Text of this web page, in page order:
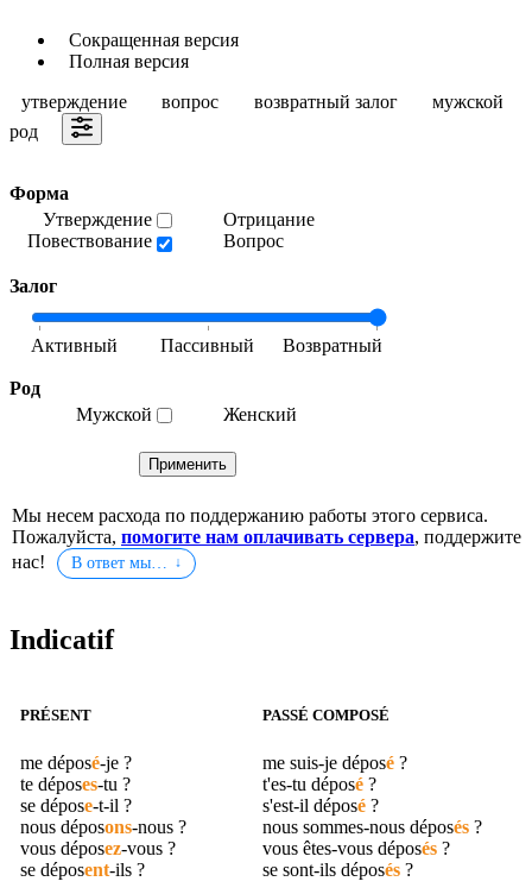
Сокращенная версия
Полная версия
утверждение
вопрос возвратный залог
мужской
род
Форма
Утверждение
Повествование
Отрицание
Вопрос
Залог
Род
Мужской
Женский
Мы несем расхода по поддержанию работы этого сервиса.
Пожалуйста, помогите нам оплачивать сервера, поддержите
нас!
В ответ мы…
Indicatif
PRÉSENT
me déposé-je ?
te déposes-tu ?
se dépose-t-il ?
nous déposons-nous ?
vous déposez-vous ?
se déposent-ils ?
PASSÉ COMPOSÉ
me suis-je déposé ?
t'es-tu déposé ?
s'est-il déposé ?
nous sommes-nous déposés ?
vous êtes-vous déposés ?
se sont-ils déposés ?